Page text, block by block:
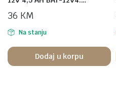
36 KM
Na stanju
Dodaj u korpu